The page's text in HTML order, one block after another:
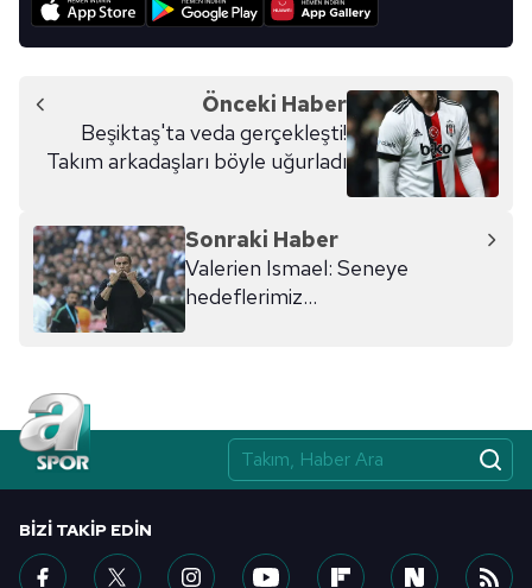
Önceki Haber
Beşiktaş'ta veda gerçekleşti!
Takım arkadaşları böyle uğurladı
Sonraki Haber
Valerien Ismael: Seneye
hedeflerimiz...
BIZI TAKIP EDIN